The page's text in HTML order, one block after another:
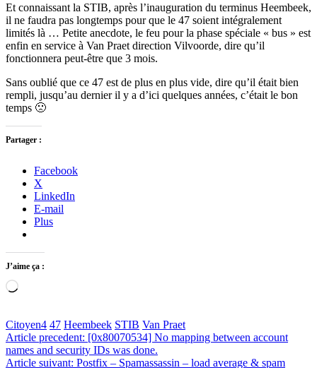
Et connaissant la STIB, après l’inauguration du terminus Heembeek,
il ne faudra pas longtemps pour que le 47 soient intégralement
limités là … Petite anecdote, le feu pour la phase spéciale « bus » est
enfin en service à Van Praet direction Vilvoorde, dire qu’il
fonctionnera peut-être que 3 mois.
Sans oublié que ce 47 est de plus en plus vide, dire qu’il était bien
rempli, jusqu’au dernier il y a d’ici quelques années, c’était le bon
temps 🙁
Partager :
Facebook
X
LinkedIn
E-mail
Plus
J’aime ça :
Chargement…
Citoyen4 47 Heembeek STIB Van Praet
Navigation
de
Article precedent: [0x80070534] No mapping between account
names and security IDs was done.
Article suivant: Postfix – Spamassassin – load average & spam